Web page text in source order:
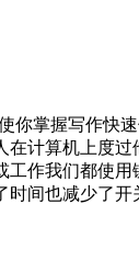
你掌握写作快
在计算机上度过
工作我们都使用
间也减少了开